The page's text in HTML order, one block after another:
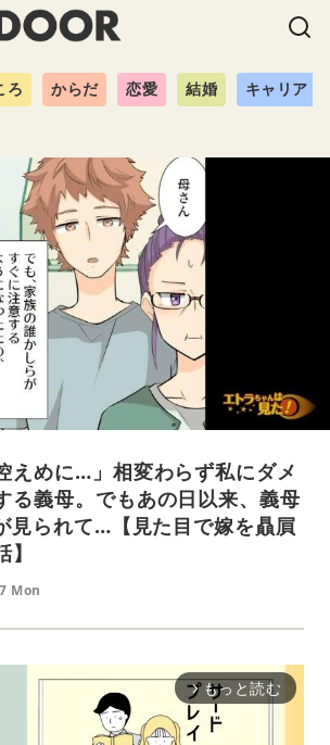
ろ からだ 恋愛 結婚 キャリア
えめに…」相変わらず私にダメ
る義母。でもあの日以来、義母
見られて…【見た目で嫁を贔屓
Mon
arrow_forward_ios もっと読む